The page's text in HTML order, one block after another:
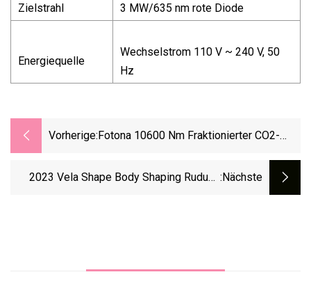
Zielstrahl 3 MW/635 nm rote Diode
Energiequelle
Wechselstrom 110 V ~ 240 V, 50
Hz
Vorherige: Fotona 10600 Nm Fraktionierter CO2-
Und Korea Arm RF Tube Fractional CO2
2023 Vela Shape Body Shaping Ruduce :nächste